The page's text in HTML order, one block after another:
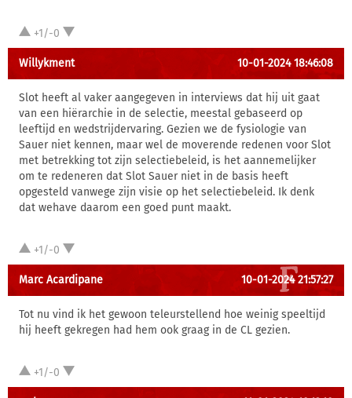
+1/-0
Willykment 10-01-2024 18:46:08
Slot heeft al vaker aangegeven in interviews dat hij uit gaat
van een hiërarchie in de selectie, meestal gebaseerd op
leeftijd en wedstrijdervaring. Gezien we de fysiologie van
Sauer niet kennen, maar wel de moverende redenen voor Slot
met betrekking tot zijn selectiebeleid, is het aannemelijker
om te redeneren dat Slot Sauer niet in de basis heeft
opgesteld vanwege zijn visie op het selectiebeleid. Ik denk
dat wehave daarom een goed punt maakt.
+1/-0
Marc Acardipane 10-01-2024 21:57:27
Tot nu vind ik het gewoon teleurstellend hoe weinig speeltijd
hij heeft gekregen had hem ook graag in de CL gezien.
+1/-0